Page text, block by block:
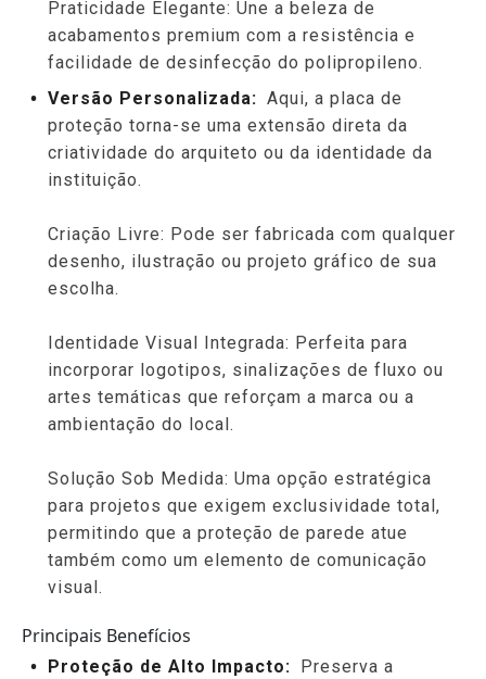
Praticidade Elegante: Une a beleza de
acabamentos premium com a resistência e
facilidade de desinfecção do polipropileno.
Versão Personalizada: Aqui, a placa de
proteção torna-se uma extensão direta da
criatividade do arquiteto ou da identidade da
instituição.
Criação Livre: Pode ser fabricada com qualquer
desenho, ilustração ou projeto gráfico de sua
escolha.
Identidade Visual Integrada: Perfeita para
incorporar logotipos, sinalizações de fluxo ou
artes temáticas que reforçam a marca ou a
ambientação do local.
Solução Sob Medida: Uma opção estratégica
para projetos que exigem exclusividade total,
permitindo que a proteção de parede atue
também como um elemento de comunicação
visual.
Principais Benefícios
Proteção de Alto Impacto:
Preserva a